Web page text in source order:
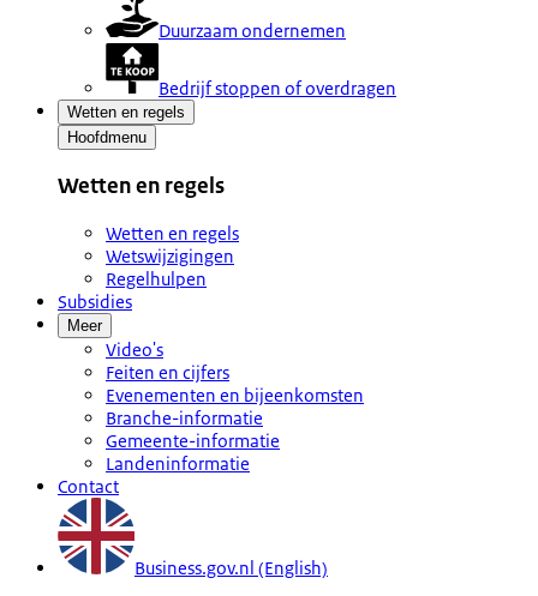
Duurzaam ondernemen
Bedrijf stoppen of overdragen
Wetten en regels
Hoofdmenu
Wetten en regels
Wetten en regels
Wetswijzigingen
Regelhulpen
Subsidies
Meer
Video's
Feiten en cijfers
Evenementen en bijeenkomsten
Branche-informatie
Gemeente-informatie
Landeninformatie
Contact
Business.gov.nl (English)